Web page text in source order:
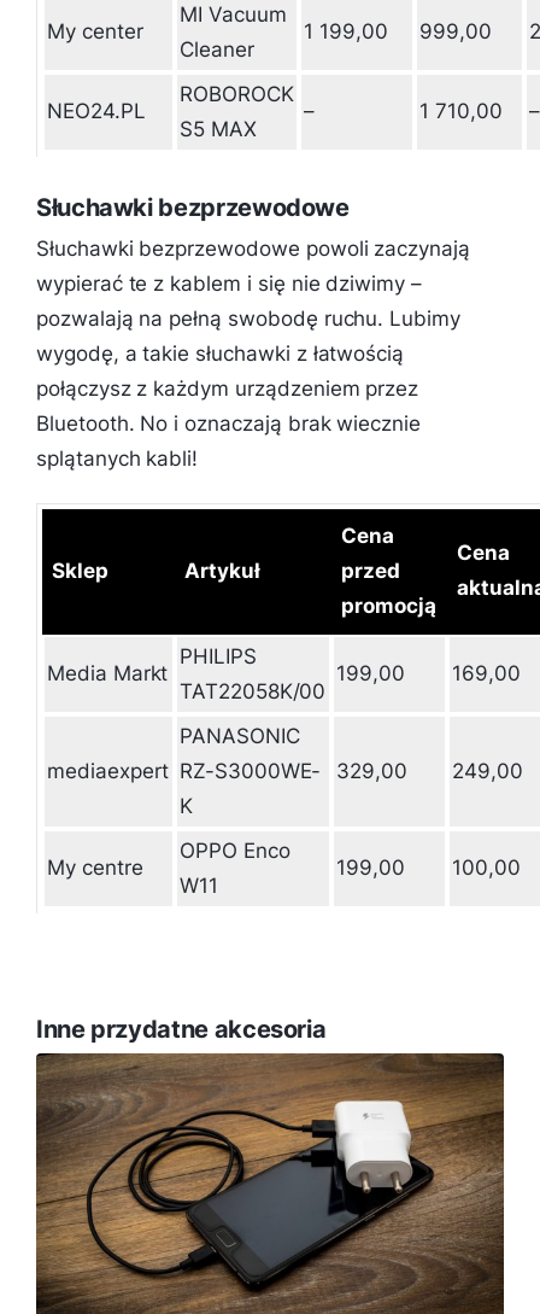
My center
MI Vacuum
Cleaner
1 199,00 999,00
NEO24.PL
ROBOROCK
S5 MAX
– 1 710,00 –
Słuchawki bezprzewodowe
Słuchawki bezprzewodowe powoli zaczynają
wypierać te z kablem i się nie dziwimy –
pozwalają na pełną swobodę ruchu. Lubimy
wygodę, a takie słuchawki z łatwością
połączysz z każdym urządzeniem przez
Bluetooth. No i oznaczają brak wiecznie
splątanych kabli!
Sklep Artykuł
Cena
przed
promocją
Cena
Media Markt
PHILIPS
TAT22058K/00
199,00 169,00
mediaexpert
PANASONIC
RZ-S3000WE-
K
329,00 249,00
My centre
OPPO Enco
W11
199,00 100,00
Inne przydatne akcesoria